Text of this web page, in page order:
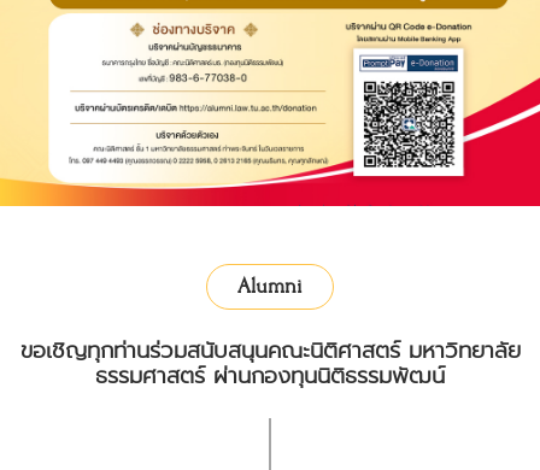
Alumni
ขอเชิญทุกท่านร่วมสนับสนุนคณะนิติศาสตร์ มหาวิทยาลัย
ธรรมศาสตร์ ผ่านกองทุนนิติธรรมพัฒน์